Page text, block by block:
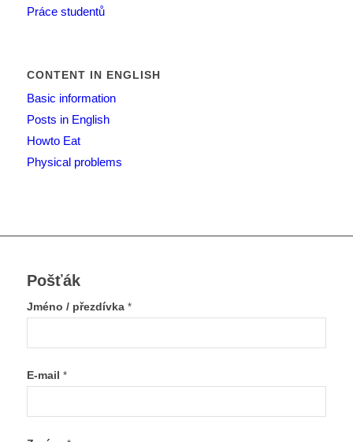
Práce studentů
CONTENT IN ENGLISH
Basic information
Posts in English
Howto Eat
Physical problems
Pošťák
Jméno / přezdívka *
E-mail *